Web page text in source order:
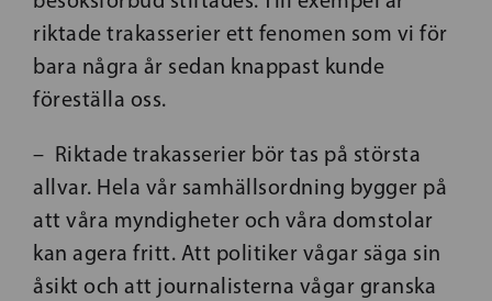
riktade trakasserier ett fenomen som vi för
bara några år sedan knappast kunde
föreställa oss.
– Riktade trakasserier bör tas på största
allvar. Hela vår samhällsordning bygger på
att våra myndigheter och våra domstolar
kan agera fritt. Att politiker vågar säga sin
åsikt och att journalisterna vågar granska